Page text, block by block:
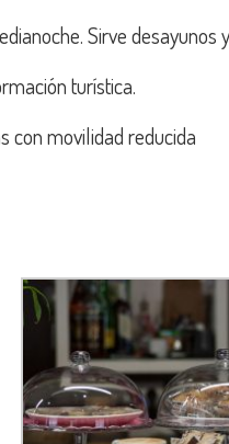
Sirve desayunos
turística.
con movilidad reducida